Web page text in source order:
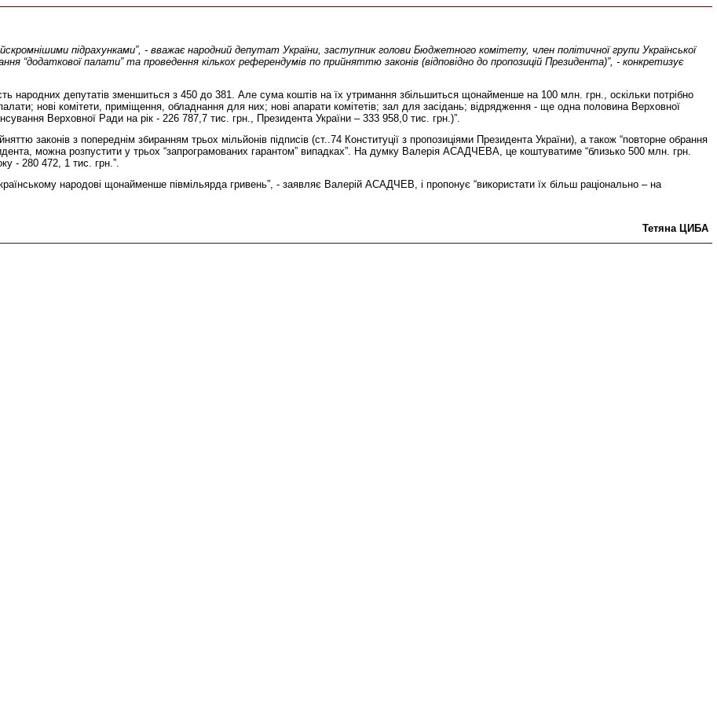
підрахунками”, - вважає народний депутат України, заступник голови Бюджетного комітету, член політичної групи Української
“додаткової палати” та проведення кількох референдумів по прийняттю законів (відповідно до пропозицій Президента)”, - конкретизує
народних депутатів зменшиться з 450 до 381. Але сума коштів на їх утримання збільшиться щонайменше на 100 млн. грн., оскільки потрібно
нові комітети, приміщення, обладнання для них; нові апарати комітетів; зал для засідань; відрядження - ще одна половина Верховної
Верховної Ради на рік - 226 787,7 тис. грн., Президента України – 333 958,0 тис. грн.)”.
законів з попереднім збиранням трьох мільйонів підписів (ст..74 Конституції з пропозиціями Президента України), а також “повторне обрання
можна розпустити у трьох “запрограмованих гарантом” випадках”. На думку Валерія АСАДЧЕВА, це коштуватиме “близько 500 млн. грн.
- 280 472, 1 тис. грн.”.
народові щонайменше півмільярда гривень”, - заявляє Валерій АСАДЧЕВ, і пропонує “використати їх більш раціонально – на
Тетяна ЦИБА